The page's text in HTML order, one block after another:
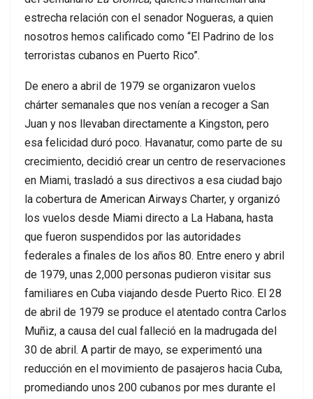
estrecha relación con el senador Nogueras, a quien
nosotros hemos calificado como “El Padrino de los
terroristas cubanos en Puerto Rico”.
De enero a abril de 1979 se organizaron vuelos
chárter semanales que nos venían a recoger a San
Juan y nos llevaban directamente a Kingston, pero
esa felicidad duró poco. Havanatur, como parte de su
crecimiento, decidió crear un centro de reservaciones
en Miami, trasladó a sus directivos a esa ciudad bajo
la cobertura de American Airways Charter, y organizó
los vuelos desde Miami directo a La Habana, hasta
que fueron suspendidos por las autoridades
federales a finales de los años 80. Entre enero y abril
de 1979, unas 2,000 personas pudieron visitar sus
familiares en Cuba viajando desde Puerto Rico. El 28
de abril de 1979 se produce el atentado contra Carlos
Muñiz, a causa del cual falleció en la madrugada del
30 de abril. A partir de mayo, se experimentó una
reducción en el movimiento de pasajeros hacia Cuba,
promediando unos 200 cubanos por mes durante el